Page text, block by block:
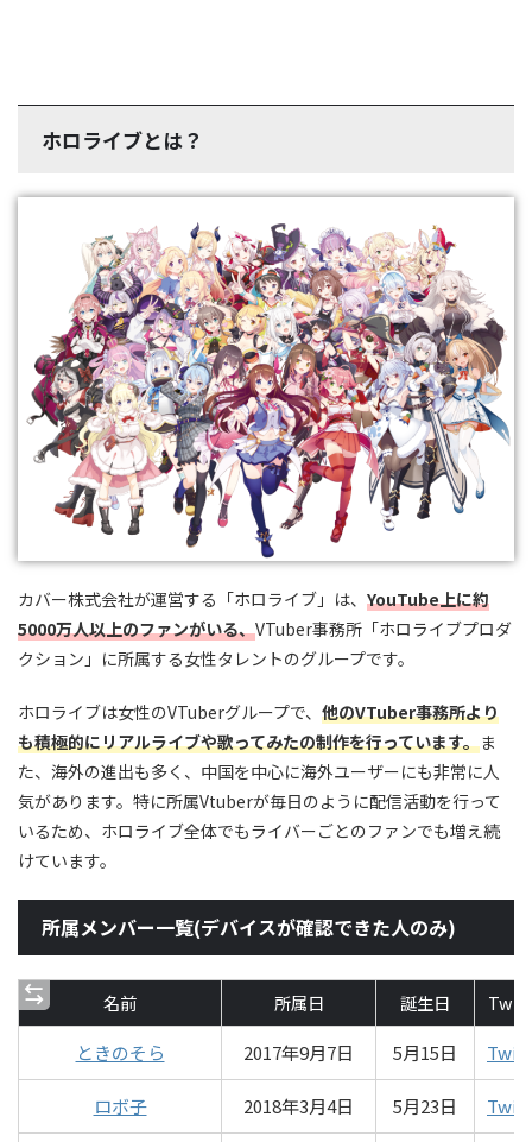
ホロライブとは？
カバー株式会社が運営する「ホロライブ」は、 YouTube上に約
5000万人以上のファンがいる、VTuber事務所「ホロライブプロダ
クション」に所属する女性タレントのグループです。
ホロライブは女性のVTuberグループで、 他のVTuber事務所より
も積極的にリアルライブや歌ってみたの制作を行っています。ま
た、海外の進出も多く、中国を中心に海外ユーザーにも非常に人
気があります。特に所属Vtuberが毎日のように配信活動を行って
いるため、ホロライブ全体でもライバーごとのファンでも増え続
けています。
所属メンバー一覧(デバイスが確認できた人のみ)
名前 所属日 誕生日
ときのそら
2017年9月7日 5月15日
ロボ子 2018年3月4日 5月23日